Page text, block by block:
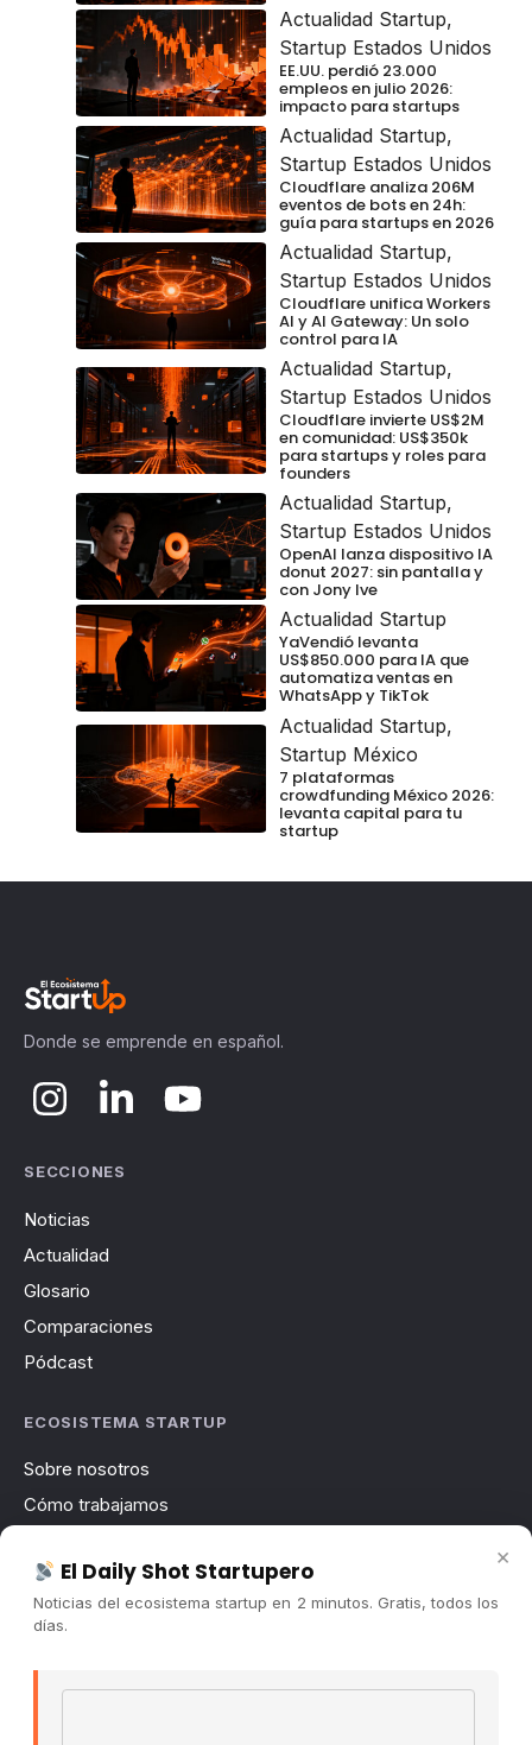
Actualidad Startup,
Startup Estados Unidos
EE.UU. perdió 23.000
empleos en julio 2026:
impacto para startups
Actualidad Startup,
Startup Estados Unidos
Cloudflare analiza 206M
eventos de bots en 24h:
guía para startups en 2026
Actualidad Startup,
Startup Estados Unidos
Cloudflare unifica Workers
AI y AI Gateway: Un solo
control para IA
Actualidad Startup,
Startup Estados Unidos
Cloudflare invierte US$2M
en comunidad: US$350k
para startups y roles para
founders
Actualidad Startup,
Startup Estados Unidos
OpenAI lanza dispositivo IA
donut 2027: sin pantalla y
con Jony Ive
Actualidad Startup
YaVendió levanta
US$850.000 para IA que
automatiza ventas en
WhatsApp y TikTok
Actualidad Startup,
Startup México
7 plataformas
crowdfunding México 2026:
levanta capital para tu
startup
Donde se emprende en español.
SECCIONES
Noticias
Actualidad
Glosario
Comparaciones
Pódcast
ECOSISTEMA STARTUP
Sobre nosotros
Cómo trabajamos
Contacto
Publicidad
×
El Daily Shot Startupero
Noticias del ecosistema startup en 2 minutos. Gratis, todos los
días.